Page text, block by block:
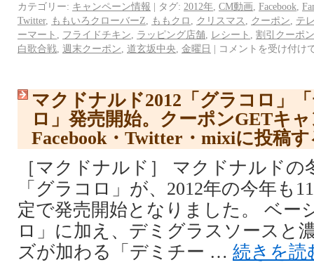
カテゴリー: キャンペーン情報 | タグ: 2012年 CM動画 Facebook
Twitter, ももいろクローバーZ ももクロ クリスマス クーポン
テ
ーマート
フライドチキン ラッピング店舗 レシート
割引クーポン
白歌合戦 週末クーポン 道玄坂中央 金曜日 | コメントを受け付け
マクドナルド2012「グラコロ」
ロ」発売開始。クーポンGETキ
Facebook・Twitter・mixiに投稿
［マクドナルド］ マクドナルド
「グラコロ」が、2012年の今年も
定で発売開始となりました。 ベー
ロ」に加え、デミグラスソースと
ズが加わる「デミチー … 続きを